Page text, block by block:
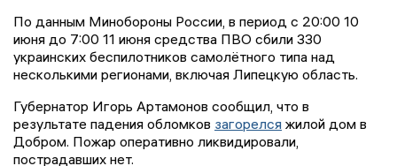
По данным Минобороны России, в период с 20:00 10
июня до 7:00 11 июня средства ПВО сбили 330
украинских беспилотников самолётного типа над
несколькими регионами, включая Липецкую область.
Губернатор Игорь Артамонов сообщил, что в
результате падения обломков загорелся жилой дом в
Добром. Пожар оперативно ликвидировали,
пострадавших нет.